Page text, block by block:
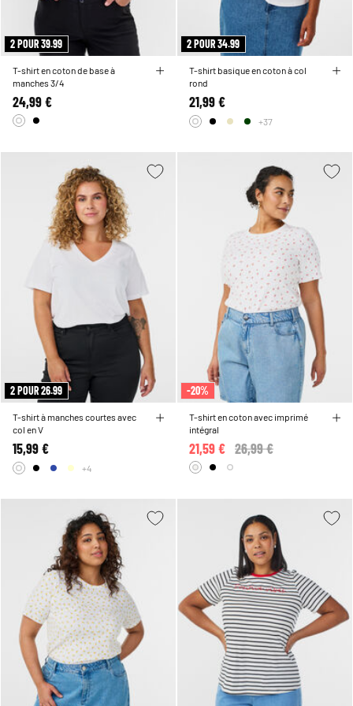
2 POUR 39.99
T-shirt en coton de base à
manches 3/4
24,99 €
2 POUR 34.99
T-shirt basique en coton à col
rond
21,99 €
+37
2 POUR 26.99
T-shirt à manches courtes avec
col en V
15,99 €
+4
-20%
T-shirt en coton avec imprimé
intégral
Price reduced from
26,99 €
21,59 €